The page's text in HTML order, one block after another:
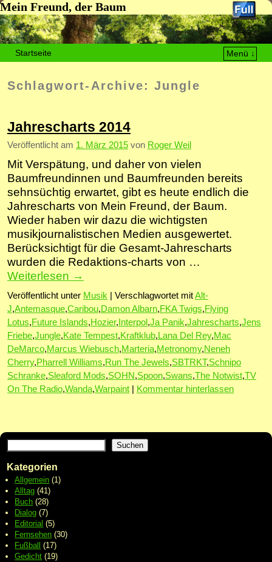
Mein Freund, der Baum
Startseite
Menü ↓
Schlagwort-Archive: Jungle
Jahrescharts 2014
Veröffentlicht am 1. März 2015 von Roger Weil
Mit Verspätung, und daher von vielen
Baumfreundinnen und Baumfreunden bereits
sehnsüchtig erwartet, gibt es heute endlich die
Jahrescharts von Mein Freund, der Baum.
Wieder haben wir dazu die wichtigsten
musikjournalistischen Medien ausgewertet.
Berücksichtigt für die Gesamt-Jahrescharts
wurden die Redaktions-charts von …
Weiterlesen →
Veröffentlicht unter Musik Verschlagwortet mitAlt-
J,Antemasque,Caribou,Damon Albarn,FKA Twigs,Flying
Lotus,Future Islands,Hozier, Interpol ,Ja Panik,Jahrescharts,Jens
Friebe,Jungle,Kate Tempest,Kraftklub, Lana Del Rey,Mac
DeMarco,Marcus Wiebusch,Marteria,Metronomy,Neneh
Cherry,Pharrell Williams,Run The Jewels,SBTRKT,Schnipo
Schranke,Sleaford Mods,SOHN,Spoon,Swans,The Notwist,TV
On The Radio,Wanda,Warpaint Kommentar hinterlassen
Suchen
Kategorien
Allgemein (1)
Alltag (41)
Buch (28)
Dialog (7)
Editorial (5)
Fernsehen (30)
Fußball (17)
Gedicht (19)